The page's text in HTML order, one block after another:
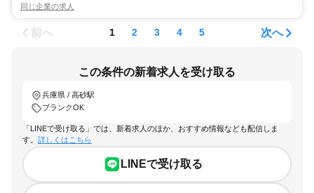
同じ企業の求人
前へ 1 2 3 4 5 次へ
この条件の新着求人を受け取る
兵庫県 / 高砂駅
ブランクOK
「LINEで受け取る」では、新着求人のほか、おすすめ情報なども配信しま
す。 詳しくはこちら
LINEで受け取る